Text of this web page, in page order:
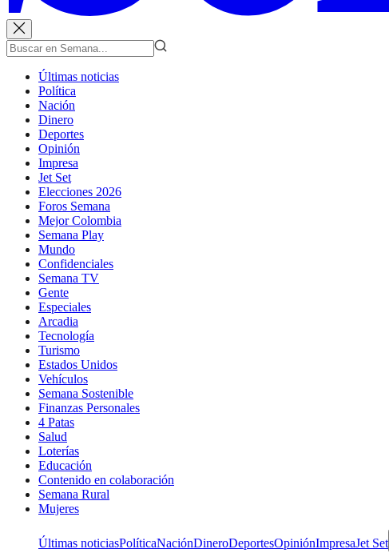
Últimas noticias
Política
Nación
Dinero
Deportes
Opinión
Impresa
Jet Set
Elecciones 2026
Foros Semana
Mejor Colombia
Semana Play
Mundo
Confidenciales
Semana TV
Gente
Especiales
Arcadia
Tecnología
Turismo
Estados Unidos
Vehículos
Semana Sostenible
Finanzas Personales
4 Patas
Salud
Loterías
Educación
Contenido en colaboración
Semana Rural
Mujeres
Últimas noticiasPolíticaNaciónDineroDeportesOpiniónImpresaJet Set